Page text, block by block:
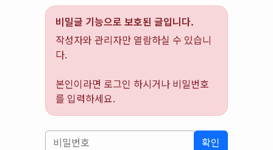
비밀글 기능으로 보호된 글입니다.
작성자와 관리자만 열람하실 수 있습니
다.
본인이라면 로그인 하시거나 비밀번호
를 입력하세요.
확인